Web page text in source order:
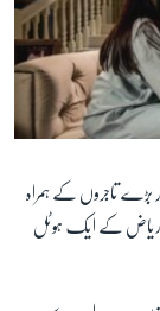
کو 2017 میں چند دیگر بڑے تاجروں کے ہمراہ
ریاض کے ایک ہوٹل